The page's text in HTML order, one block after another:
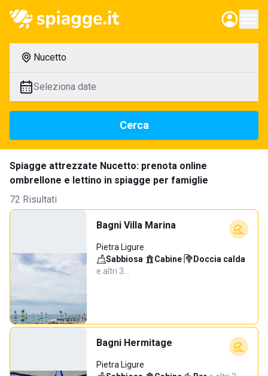
Nucetto
Seleziona date
Cerca
Spiagge attrezzate Nucetto: prenota online
ombrellone e lettino in spiagge per famiglie
72 Risultati
Bagni Villa Marina
Pietra Ligure
Sabbiosa· Cabine· Doccia calda·
e altri 3…
Bagni Hermitage
Pietra Ligure